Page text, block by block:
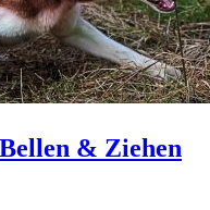
& Ziehen